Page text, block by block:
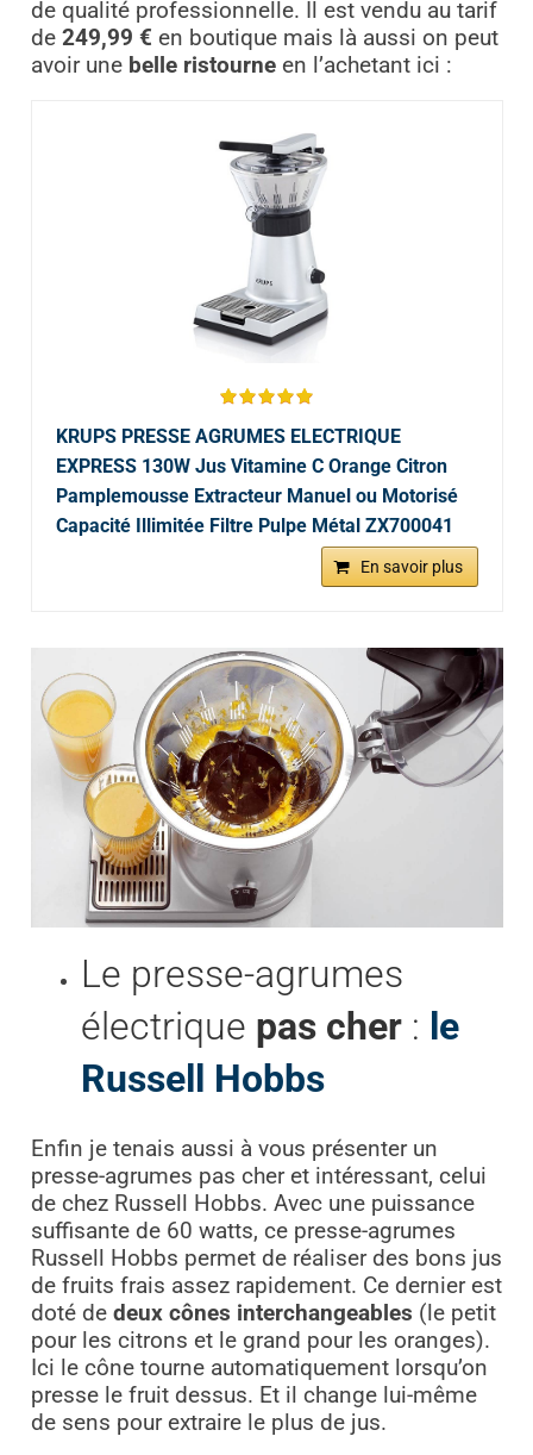
de qualité professionnelle. Il est vendu au tarif
de 249,99 € en boutique mais là aussi on peut
avoir une belle ristourneen l’achetant ici :
KRUPS PRESSE AGRUMES ELECTRIQUE
EXPRESS 130W Jus Vitamine C Orange Citron
Pamplemousse Extracteur Manuel ou Motorisé
Capacité Illimitée Filtre Pulpe Métal ZX700041
En savoir plus
Le presse-agrumes
électrique pas cher : le
Russell Hobbs
Enfin je tenais aussi à vous présenter un
presse-agrumes pas cher et intéressant, celui
de chez Russell Hobbs. Avec une puissance
suffisante de 60 watts, ce presse-agrumes
Russell Hobbs permet de réaliser des bons jus
de fruits frais assez rapidement. Ce dernier est
doté de deux cônes interchangeables (le petit
pour les citrons et le grand pour les oranges).
Ici le cône tourne automatiquement lorsqu’on
presse le fruit dessus. Et il change lui-même
de sens pour extraire le plus de jus.